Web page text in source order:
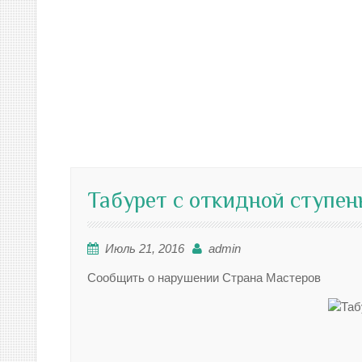
Табурет с откидной
Июль 21, 2016 admin
Сообщить о нарушении Страна Мастеров